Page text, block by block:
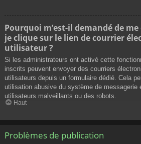
Pourquoi m’est-il demandé de
je clique sur le lien de courrier
utilisateur ?
Si les administrateurs ont activé cette
inscrits peuvent envoyer des courriers
utilisateurs depuis un formulaire dédié. Cela
utilisation abusive du système de messagerie
utilisateurs malveillants ou des robots.
Haut
Problèmes de publication